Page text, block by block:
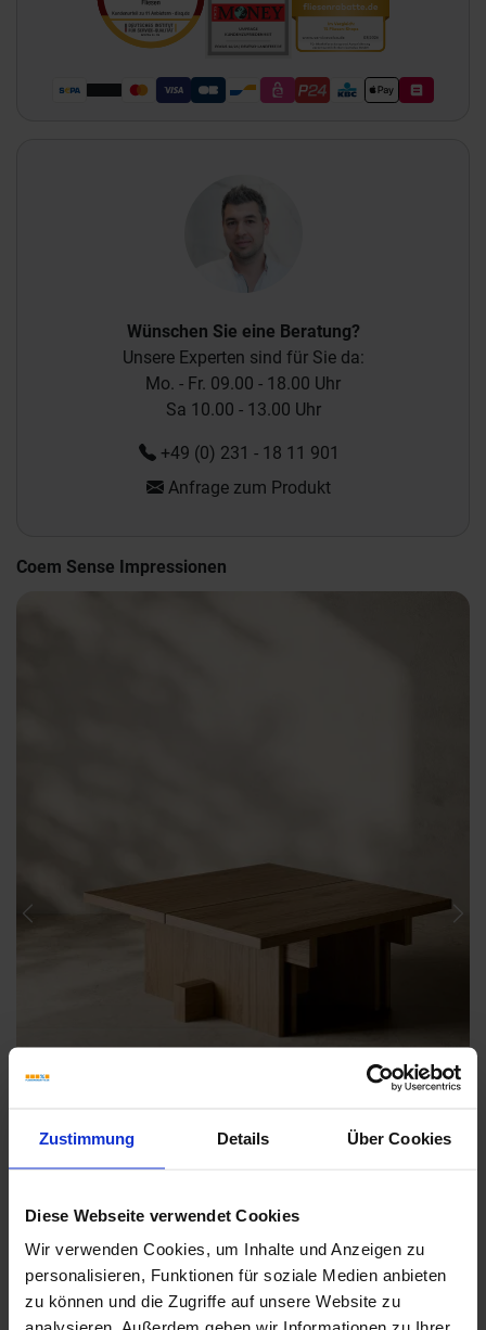
Zustimmung Details Über Cookies
Diese Webseite verwendet Cookies
Wir verwenden Cookies, um Inhalte und Anzeigen zu
personalisieren, Funktionen für soziale Medien anbieten
zu können und die Zugriffe auf unsere Website zu
Wünschen Sie eine Beratung?
Unsere Experten sind für Sie da:
Mo. - Fr. 09.00 - 18.00 Uhr
Sa 10.00 - 13.00 Uhr
+49 (0) 231 - 18 11 901
Anfrage zum Produkt
Coem Sense Impressionen
Previous
Weitere Serien von Coem